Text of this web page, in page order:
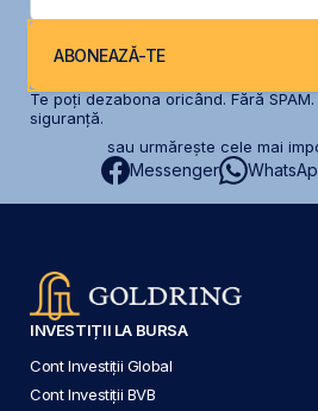
ABONEAZĂ-TE
Te poți dezabona oricând. Fără
siguranță.
sau urmărește cele mai
Messenger
INVESTIȚII LA BURSA
Cont Investiții Global
Cont Investiții BVB